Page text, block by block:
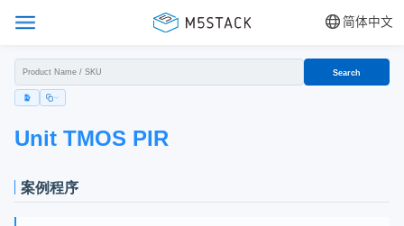
简体中文
Search
Unit TMOS PIR
案例程序